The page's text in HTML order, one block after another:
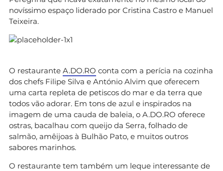
novíssimo espaço liderado por Cristina Castro e Manuel
Teixeira.
O restaurante A.DO.RO conta com a perícia na cozinha
dos chefs Filipe Silva e António Alvim que oferecem
uma carta repleta de petiscos do mar e da terra que
todos vão adorar. Em tons de azul e inspirados na
imagem de uma cauda de baleia, o A.DO.RO oferece
ostras, bacalhau com queijo da Serra, folhado de
salmão, amêijoas à Bulhão Pato, e muitos outros
sabores marinhos.
O restaurante tem também um leque interessante de